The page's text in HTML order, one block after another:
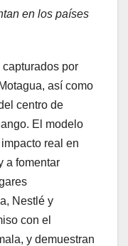
en los países
por
así como
centro de
El modelo
real en
a fomentar
Nestlé y
con el
y demuestran